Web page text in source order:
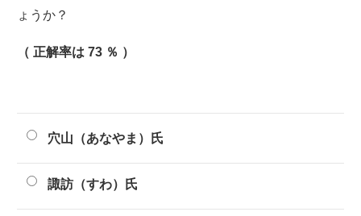
ょうか？
（ 正解率は 73 ％ ）
穴山（あなやま）氏
諏訪（すわ）氏